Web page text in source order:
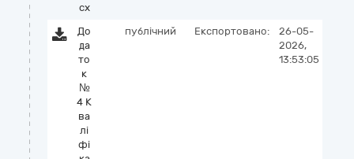
cx
До
да
то
к
№
4 К
ва
лі
фі
публічний Експортовано:
26-05-
2026,
13:53:05